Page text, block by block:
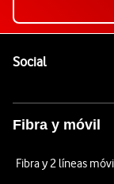
SocialEnlaces a
Fibra y móvil
Fibra y 2 líneas